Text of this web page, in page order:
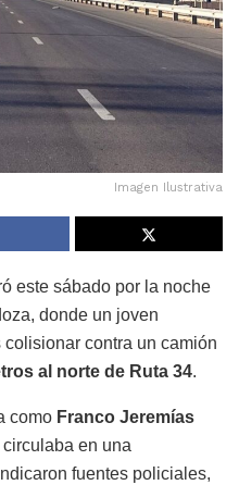
Imagen Ilustrativa
este sábado por la noche
donde un joven
contra un camión
al norte de Ruta 34.
como Franco Jeremías
circulaba en una
fuentes policiales,